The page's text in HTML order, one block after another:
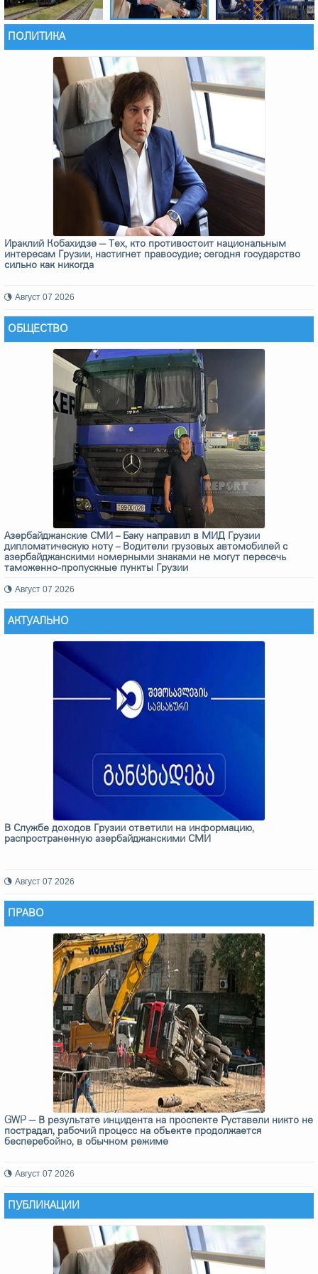
ПОЛИТИКА
Ираклий Кобахидзе — Тех, кто противостоит национальным
интересам Грузии, настигнет правосудие; сегодня государство
сильно как никогда
Август 07 2026
ОБЩЕСТВО
Азербайджанские СМИ – Баку направил в МИД Грузии
дипломатическую ноту – Водители грузовых автомобилей с
азербайджанскими номерными знаками не могут пересечь
таможенно-пропускные пункты Грузии
Август 07 2026
АКТУАЛЬНО
В Службе доходов Грузии ответили на информацию,
распространенную азербайджанскими СМИ
Август 07 2026
ПРАВО
GWP — В результате инцидента на проспекте Руставели никто не
пострадал, рабочий процесс на объекте продолжается
бесперебойно, в обычном режиме
Август 07 2026
ПУБЛИКАЦИИ